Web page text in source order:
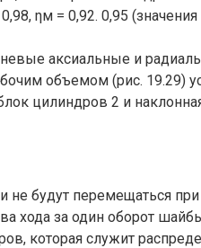
0,98, ηм = 0,92. 0,95
аксиальные и
объемом (рис. 19.29)
цилиндров 2 и
будут перемещаться
хода за один оборот
которая служит